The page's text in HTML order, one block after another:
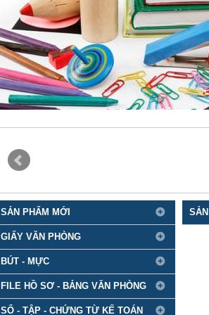
SẢN PHẨM MỚI
GIẤY VĂN PHÒNG
BÚT - MỰC
FILE HỒ SƠ - BẢNG VĂN PHÒNG
SỔ - TẬP - CHỨNG TỪ KẾ TOÁN